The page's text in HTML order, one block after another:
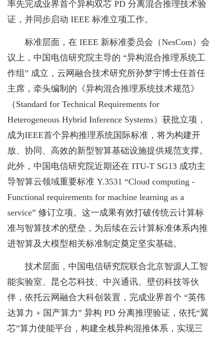
率先完成业界首个异构双芯 PD 分离混合推理技术验
证，并同步启动 IEEE 标准立项工作。
标准层面，在 IEEE 新标准委员会（NesCom）会
议上，中国电信研究院主导的 “异构混合推理系统工
作组” 成立，云网融合技术研究所孙梦宇博士任首任
主席，牵头编制的《异构混合推理系统技术规范》
（Standard for Technical Requirements for
Heterogeneous Hybrid Inference Systems）获批立项，
成为IEEE首个异构推理系统国际标准，将为构建开
放、协同、高效的新型智算基础设施提供规范支撑。
此外，中国电信研究院近期还在 ITU-T SG13 成功主
导智算云领域重要标准 Y.3531 “Cloud computing -
Functional requirements for machine learning as a
service” 修订立项。这一成果有效打破传统云计算标
准与智算技术的壁垒，为后续在云计算标准体系内推
进智算及大模型相关标准制定奠定坚实基础。
技术层面，中国电信研究院联合北京智源人工智
能实验室、昆仑芯科技、中兴通讯、壁仞科技等伙
伴，依托云网融合大科创装置，完成业界首个 “英伟
达算力 + 国产算力” 异构 PD 分离推理验证，依托“翼
芯”算力使能平台，构建全栈异构混推体系，实现三